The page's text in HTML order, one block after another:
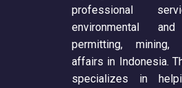
professional
environmental
permitting,
affairs in Indonesia.
specializes in